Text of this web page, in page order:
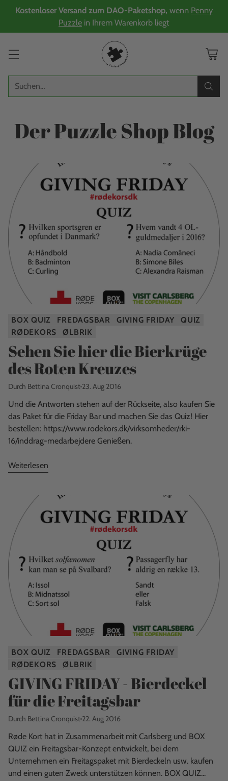
Kostenloser Versand zum DAO-Paketshop, wenn Penny
Puzzle in Ihrem Warenkorb liegt
Suchen…
Der Puzzle Shop Blog
BOX QUIZ FREDAGSBAR GIVING FRIDAY
QUIZ
RØDEKORS
ØLBRIK
Sehen Sie hier die Bierkrüge
des Roten Kreuzes
Durch Bettina Cronquist 23. Aug 2016
Und die Antworten stehen auf der Rückseite, also kaufen Sie
das Paket für die Friday Bar und machen Sie das Quiz! Hier
bestellen: https://www.rodekors.dk/virksomheder/rki-
16/inddrag-medarbejdere Genießen.
Weiterlesen
BOX QUIZ FREDAGSBAR
GIVING FRIDAY
RØDEKORS
ØLBRIK
GIVING FRIDAY - Bierdeckel
für die Freitagsbar
Durch Bettina Cronquist 22. Aug 2016
Røde Kort hat in Zusammenarbeit mit Carlsberg und BOX
QUIZ ein Freitagsbar-Konzept entwickelt, bei dem
Unternehmen ein Freitagspaket mit Bierdeckeln usw. kaufen
und einen guten Zweck unterstützen können. BOX QUIZ...